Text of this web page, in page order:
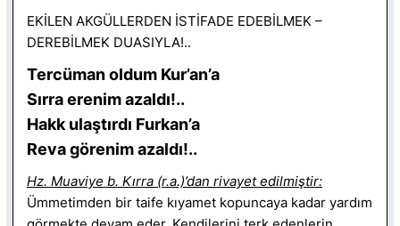
EKİLEN AKGÜLLERDEN İSTİFADE EDEBİLMEK –
DEREBİLMEK DUASIYLA!..
Tercüman oldum Kur’an’a
Sırra erenim azaldı!..
Hakk ulaştırdı Furkan’a
Reva görenim azaldı!..
Hz. Muaviye b. Kırra (r.a.)’dan rivayet edilmiştir:
Ümmetimden bir taife kıyamet kopuncaya kadar yardım